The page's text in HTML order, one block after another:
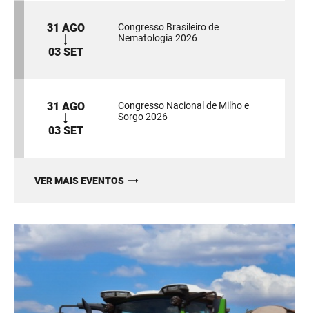
31 AGO
03 SET
Congresso Brasileiro de
Nematologia 2026
31 AGO
03 SET
Congresso Nacional de Milho e
Sorgo 2026
VER MAIS EVENTOS